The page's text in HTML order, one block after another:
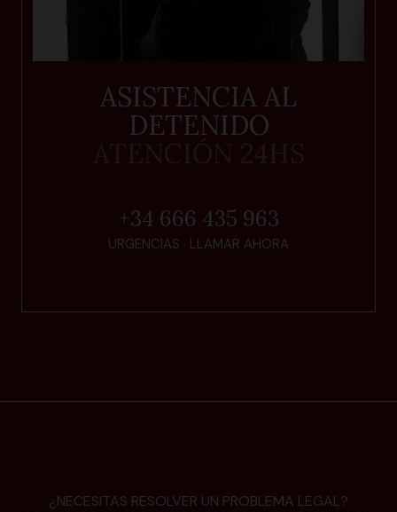
ASISTENCIA AL
DETENIDO
+34 666 435 963
URGENCIAS · LLAMAR AHORA
¿NECESITAS RESOLVER UN PROBLEMA LEGAL?